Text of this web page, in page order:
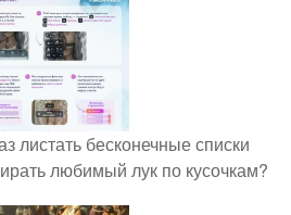
листать бесконечные списки
любимый лук по кусочкам?